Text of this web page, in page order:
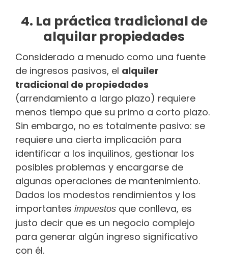
4. La práctica tradicional de
alquilar propiedades
Considerado a menudo como una fuente
de ingresos pasivos, el alquiler
tradicional de propiedades
(arrendamiento a largo plazo) requiere
menos tiempo que su primo a corto plazo.
Sin embargo, no es totalmente pasivo: se
requiere una cierta implicación para
identificar a los inquilinos, gestionar los
posibles problemas y encargarse de
algunas operaciones de mantenimiento.
Dados los modestos rendimientos y los
importantes impuestos que conlleva, es
justo decir que es un negocio complejo
para generar algún ingreso significativo
con él.